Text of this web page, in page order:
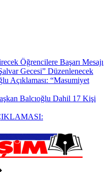
Öğrencilere Başarı Mesajı
Gecesi” Düzenlenecek
Açıklaması: “Masumiyet
Balcıoğlu Dahil 17 Kişi